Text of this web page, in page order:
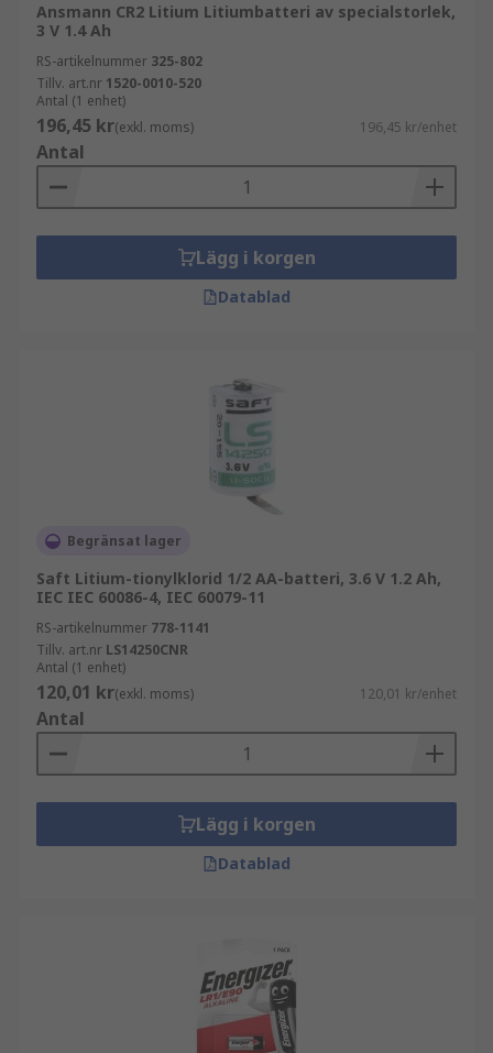
Ansmann CR2 Litium Litiumbatteri av specialstorlek,
3 V 1.4 Ah
RS-artikelnummer 325-802
Tillv. art.nr 1520-0010-520
Antal (1 enhet)
196,45 kr(exkl. moms) 196,45 kr/enhet
Antal
Lägg i korgen
Datablad
Begränsat lager
Saft Litium-tionylklorid 1/2 AA-batteri, 3.6 V 1.2 Ah,
IEC IEC 60086-4, IEC 60079-11
RS-artikelnummer 778-1141
Tillv. art.nr LS14250CNR
Antal (1 enhet)
120,01 kr(exkl. moms) 120,01 kr/enhet
Antal
Lägg i korgen
Datablad